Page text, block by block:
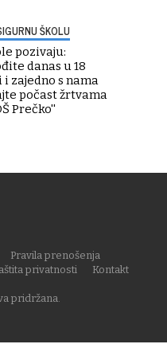
ŠKOLU
pozivaju:
danas u 18
i zajedno s nama
počast žrtvama
Prečko''
pridržana.
Pravila prenošenja
privatnosti
Kontakt